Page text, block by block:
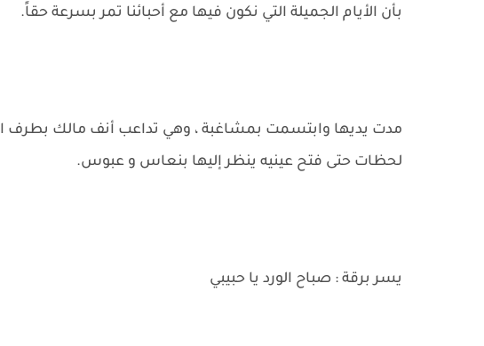
بأن الأيام الجميلة التي نكون فيها مع أحبائنا تمر بسرعة حقاً.
مدت يديها وابتسمت بمشاغبة ، وهي تداعب أنف مالك بطرف
لحظات حتى فتح عينيه ينظر إليها بنعاس و عبوس.
يسر برقة : صباح الورد يا حبيبي